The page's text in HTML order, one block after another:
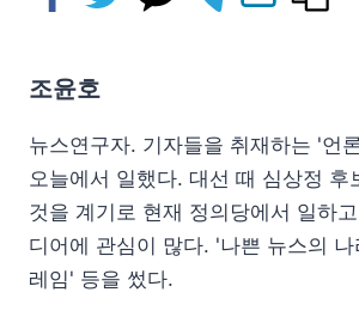
조윤호
뉴스연구자. 기자들을 취재하는 '언
오늘에서 일했다. 대선 때 심상정 후
것을 계기로 현재 정의당에서 일하
디어에 관심이 많다. '나쁜 뉴스의
레임' 등을 썼다.